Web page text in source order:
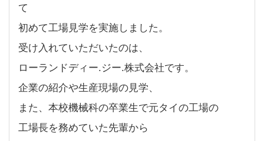
て
初めて工場見学を実施しました。
受け入れていただいたのは、
ローランドディー.ジー.株式会社です。
企業の紹介や生産現場の見学、
また、本校機械科の卒業生で元タイの工場の
工場長を務めていた先輩から